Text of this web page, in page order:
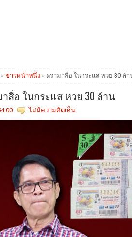
» ข่าวหน้าหนึ่ง » ดรามาสื่อ ในกระแส หวย 30 ล้า
สื่อ ในกระแส หวย 30 ล้าน
ไม่มีความคิดเห็น: